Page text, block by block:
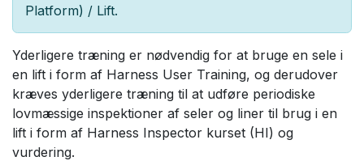
Platform) / Lift.
Yderligere træning er nødvendig for at bruge en sele i
en lift i form af Harness User Training, og derudover
kræves yderligere træning til at udføre periodiske
lovmæssige inspektioner af seler og liner til brug i en
lift i form af Harness Inspector kurset (HI) og
vurdering.